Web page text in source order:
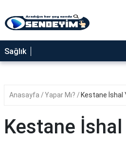
SAĞLIK
NEDİR
YEMEK
RÜYA
Sağlık
Anasayfa Yapar Mı? Kestane İshal
Kestane İshal